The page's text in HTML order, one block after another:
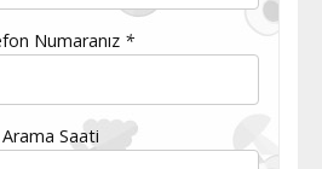
Numaranız *
Arama Saati